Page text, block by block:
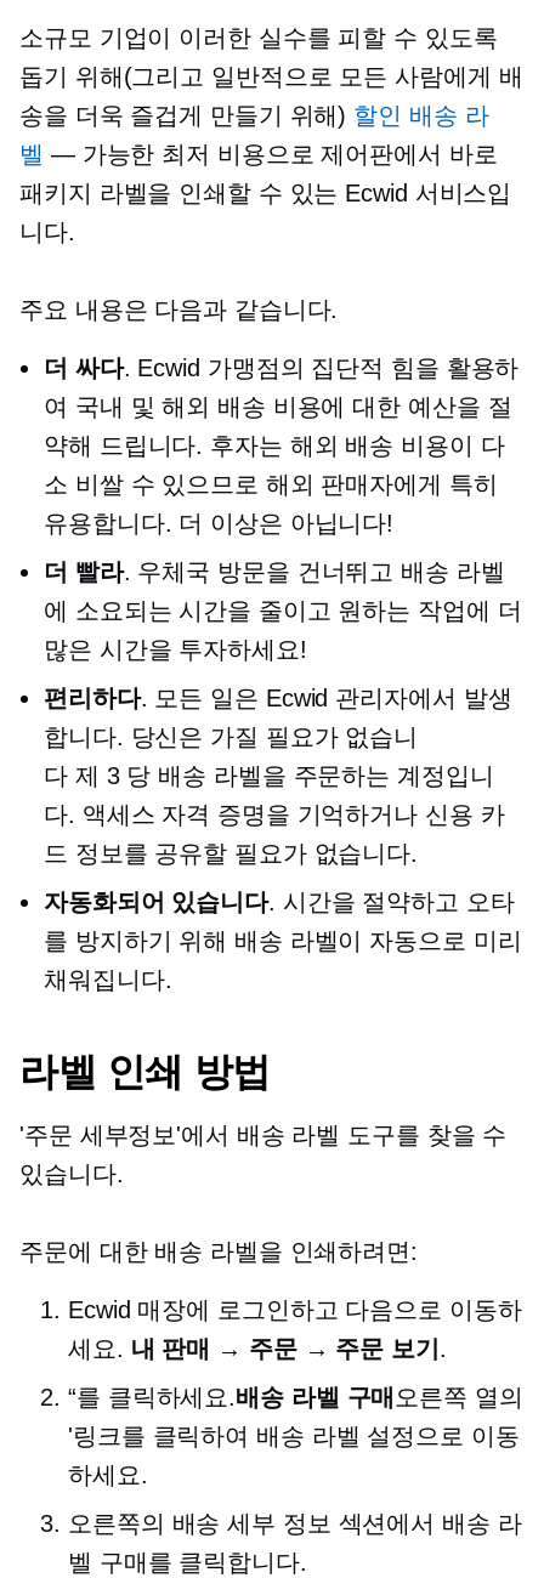
소규모 기업이 이러한 실수를 피할 수 있도록
돕기 위해(그리고 일반적으로 모든 사람에게 배
송을 더욱 즐겁게 만들기 위해) 할인 배송 라
벨 — 가능한 최저 비용으로 제어판에서 바로
패키지 라벨을 인쇄할 수 있는 Ecwid 서비스입
니다.
주요 내용은 다음과 같습니다.
더 싸다. Ecwid 가맹점의 집단적 힘을 활용하
여 국내 및 해외 배송 비용에 대한 예산을 절
약해 드립니다. 후자는 해외 배송 비용이 다
소 비쌀 수 있으므로 해외 판매자에게 특히
유용합니다. 더 이상은 아닙니다!
더 빨라. 우체국 방문을 건너뛰고 배송 라벨
에 소요되는 시간을 줄이고 원하는 작업에 더
많은 시간을 투자하세요!
편리하다. 모든 일은 Ecwid 관리자에서 발생
합니다. 당신은 가질 필요가 없습니
다 제 3 당 배송 라벨을 주문하는 계정입니
다. 액세스 자격 증명을 기억하거나 신용 카
드 정보를 공유할 필요가 없습니다.
자동화되어 있습니다. 시간을 절약하고 오타
를 방지하기 위해 배송 라벨이 자동으로 미리
채워집니다.
라벨 인쇄 방법
'주문 세부정보'에서 배송 라벨 도구를 찾을 수
있습니다.
주문에 대한 배송 라벨을 인쇄하려면:
Ecwid 매장에 로그인하고 다음으로 이동하
세요. 내 판매 → 주문 → 주문 보기 .
“를 클릭하세요.배송 라벨 구매 오른쪽 열의
'링크를 클릭하여 배송 라벨 설정으로 이동
하세요.
오른쪽의 배송 세부 정보 섹션에서 배송 라
벨 구매를 클릭합니다.